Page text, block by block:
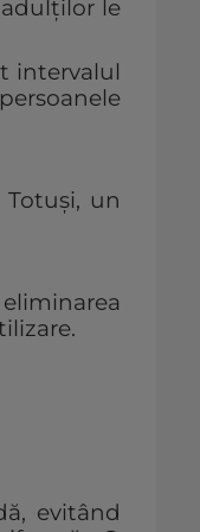
le
intervalul
un
evitând